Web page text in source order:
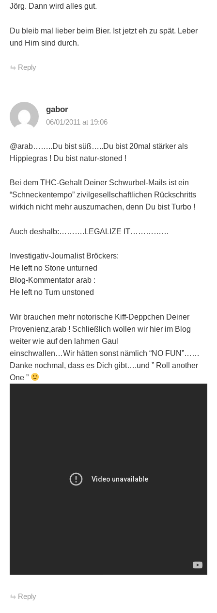
Jörg. Dann wird alles gut.
Du bleib mal lieber beim Bier. Ist jetzt eh zu spät. Leber
und Hirn sind durch.
Reply
gabor
06/01/2011 at 19:06
@arab……..Du bist süß…..Du bist 20mal stärker als
Hippiegras ! Du bist natur-stoned !
Bei dem THC-Gehalt Deiner Schwurbel-Mails ist ein
“Schneckentempo” zivilgesellschaftlichen Rückschritts
wirkich nicht mehr auszumachen, denn Du bist Turbo !
Auch deshalb:……….LEGALIZE IT……………
Investigativ-Journalist Bröckers:
He left no Stone unturned
Blog-Kommentator arab :
He left no Turn unstoned
Wir brauchen mehr notorische Kiff-Deppchen Deiner
Provenienz,arab ! Schließlich wollen wir hier im Blog
weiter wie auf den lahmen Gaul
einschwallen…Wir hätten sonst nämlich “NO FUN”……
Danke nochmal, dass es Dich gibt….und ” Roll another
One ”
Reply